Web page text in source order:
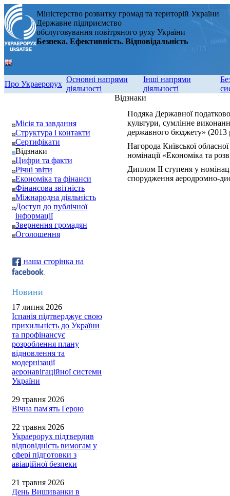
Міністерство розвитку громад та територій України
Державне підприємство
обслуговування повітряного руху України
Безпека. Ефективність. Відповідальність
Про Украерорух
Основні напрями
діяльності
Інші напрями
діяльності
Місія та завдання
Структура і контакти
Сертифікати
Відзнаки
Цифри та факти
Річні звіти
Економіка та фінанси
Фінансова звітність
Міжнародна діяльність
Доступ до публічної
інформації
Звернення громадян
Оголошення
наша сторінка на
Новини
17 липня 2026
Іспанія підтверджує свою
прихильність до України
та профінансує
розроблення плану
відновлення та
модернізації
аеронавігаційної системи
України
29 травня 2026
Вічна пам'ять Герою
22 травня 2026
Украерорух підтвердив
відповідність вимогам у
сфері підготовки з
авіаційної безпеки
21 травня 2026
День Вишиванки в
Відзнаки
Подяка Державної
культури, сумлінне
державного бюджету» (2013
Нагорода Київської
номінації «Економіка та
Диплом ІІ ступеня у
спорудження аеродромно-